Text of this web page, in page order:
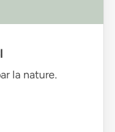
la nature.